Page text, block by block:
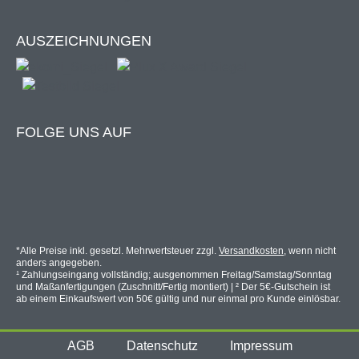
pulverbeschichtet
Wandhalterung: Aluminium
strapazierfähiges, wasserabweisendes
kleinere Laubbäume zu schwanken.) ausgefahren
werden.
AUSZEICHNUNGEN
FOLGE UNS AUF
*Alle Preise inkl. gesetzl. Mehrwertsteuer zzgl. Versandkosten, wenn nicht
anders angegeben.
¹ Zahlungseingang vollständig; ausgenommen Freitag/Samstag/Sonntag
und Maßanfertigungen (Zuschnitt/Fertig montiert) | ² Der 5€-Gutschein ist
ab einem Einkaufswert von 50€ gültig und nur einmal pro Kunde einlösbar.
AGB Datenschutz Impressum